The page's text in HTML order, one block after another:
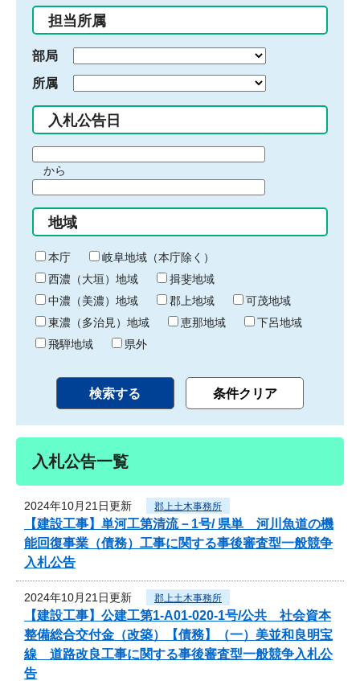
入
力
担当所属
部局
所属
入札公告日
間
始
り
から
間
終
わ
り
地域
本庁
岐阜地域（本庁除く）
西濃（大垣）地域
揖斐地域
中濃（美濃）地域
郡上地域
可茂地域
東濃（多治見）地域
恵那地域
下呂地域
飛騨地域
県外
入札公告一覧
2024年10月21日更新 郡上土木事務所
【建設工事】単河工第清流－1号/ 県単 河川魚道の機
能回復事業（債務）工事に関する事後審査型一般競争
入札公告
2024年10月21日更新 郡上土木事務所
【建設工事】公建工第1-A01-020-1号/公共 社会資本
整備総合交付金（改築）【債務】（一）美並和良明宝
線 道路改良工事に関する事後審査型一般競争入札公
告